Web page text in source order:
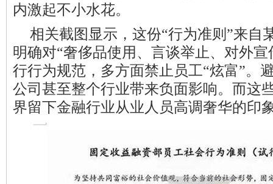
内激起不小水花。
相关截图显示，这份“行为准则”来自
明确对“奢侈品使用、言谈举止、对外
行行为规范，多方面禁止员工“炫富”。
公司甚至整个行业带来负面影响。而这
界留下金融行业从业人员高调奢华的印